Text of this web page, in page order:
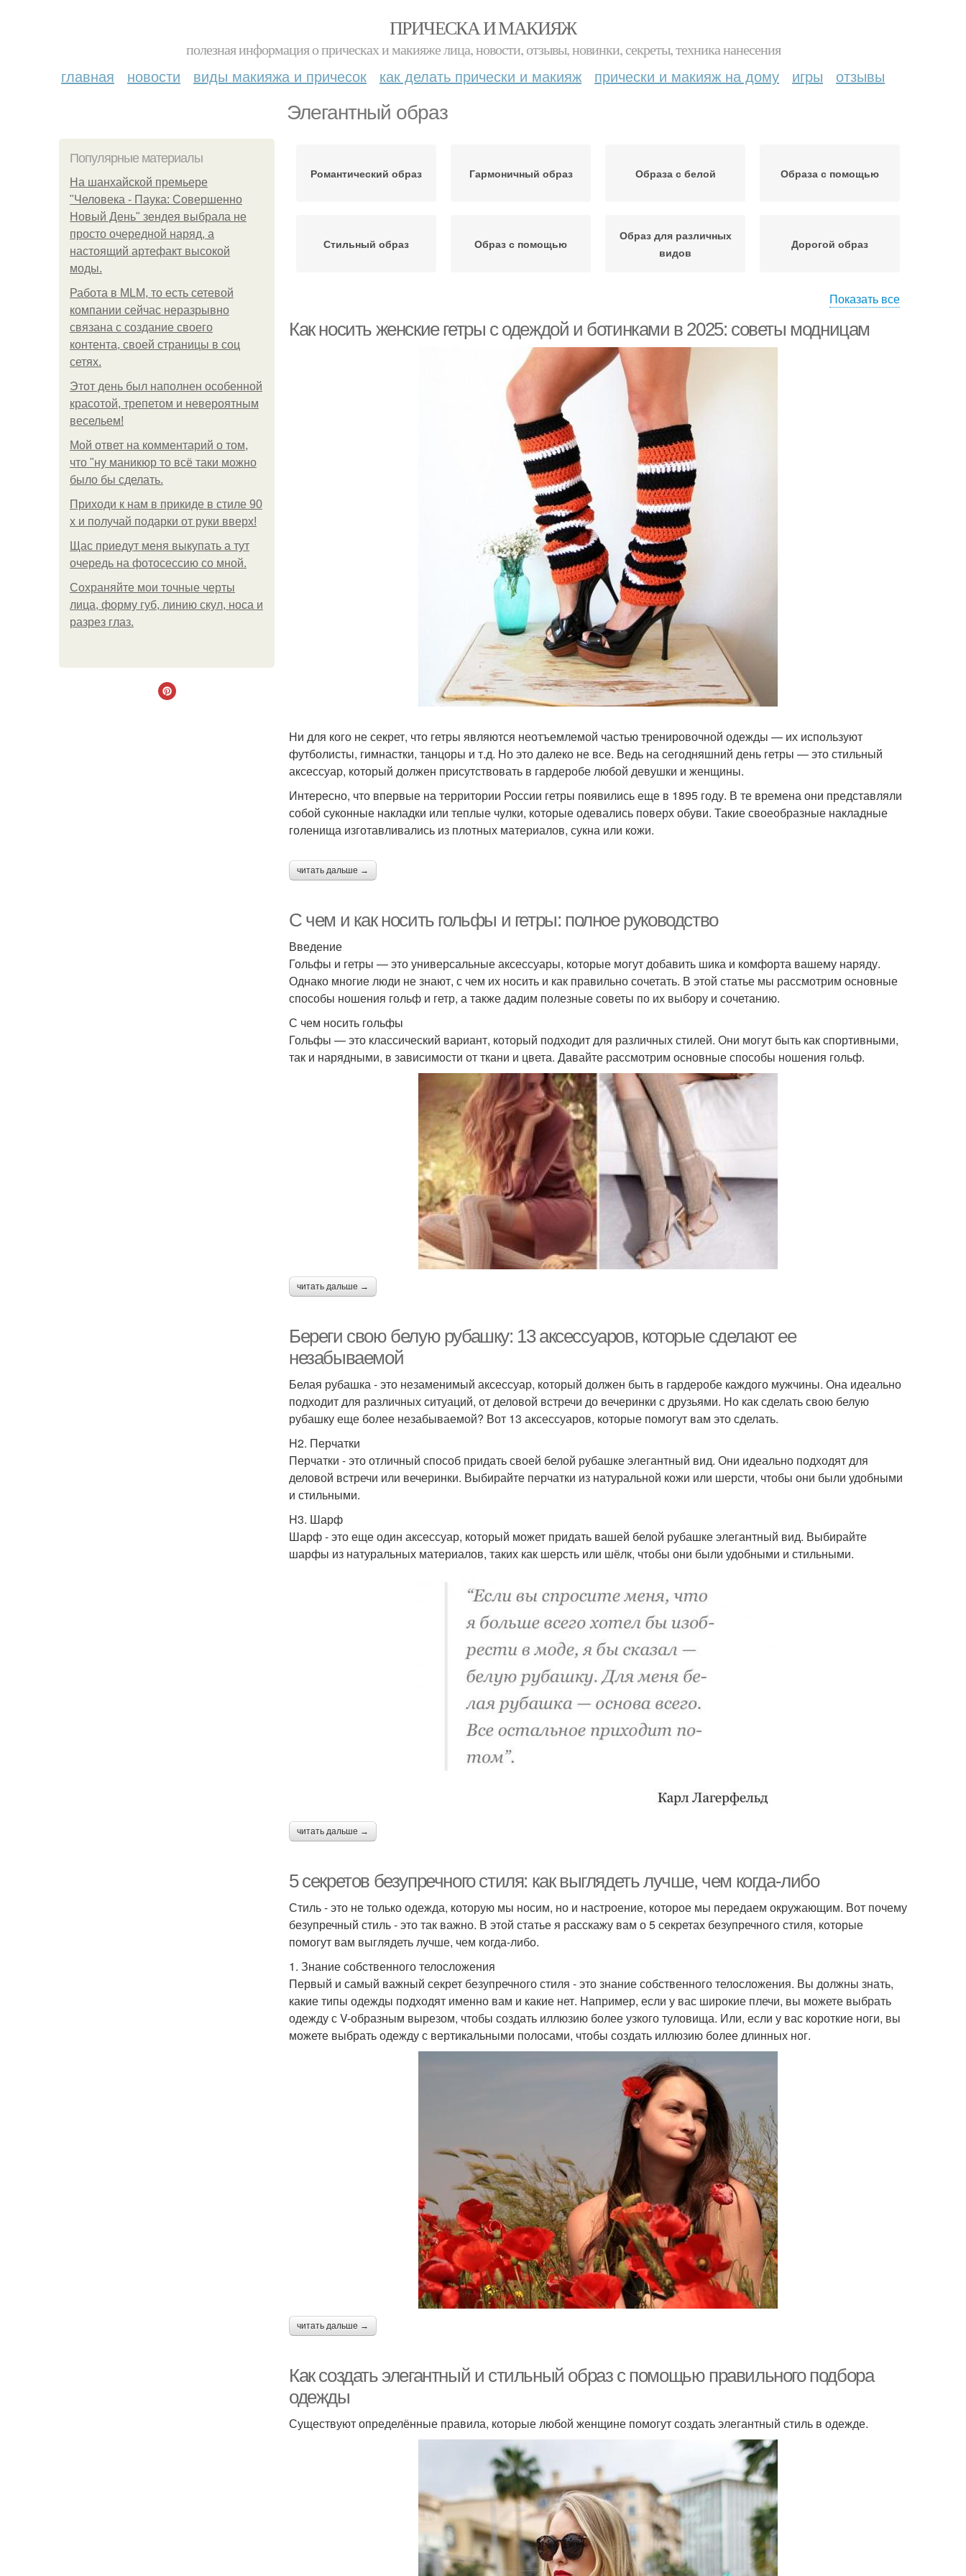
ПРИЧЕСКА И МАКИЯЖ
полезная информация о прическах и макияже лица, новости, отзывы, новинки, секреты, техника нанесения
главная новости виды макияжа и причесок как делать прически и макияж прически и макияж на дому игры отзывы
Элегантный образ
Популярные материалы
На шанхайской премьере
"Человека - Паука: Совершенно
Новый День" зендея выбрала не
просто очередной наряд, а
настоящий артефакт высокой
моды.
Работа в MLM, то есть сетевой
компании сейчас неразрывно
связана с создание своего
контента, своей страницы в соц
сетях.
Этот день был наполнен особенной
красотой, трепетом и невероятным
весельем!
Мой ответ на комментарий о том,
что "ну маникюр то всё таки можно
было бы сделать.
Приходи к нам в прикиде в стиле 90
х и получай подарки от руки вверх!
Щас приедут меня выкупать а тут
очередь на фотосессию со мной.
Сохраняйте мои точные черты
лица, форму губ, линию скул, носа и
разрез глаз.
Романтический образ Гармоничный образ Образа с белой Образа с помощью
Стильный образ Образ с помощью
Образ для различных
видов
Дорогой образ
Показать все
Как носить женские гетры с одеждой и ботинками в 2025: советы модницам
Ни для кого не секрет, что гетры являются неотъемлемой частью тренировочной одежды — их используют
футболисты, гимнастки, танцоры и т.д. Но это далеко не все. Ведь на сегодняшний день гетры — это стильный
аксессуар, который должен присутствовать в гардеробе любой девушки и женщины.
Интересно, что впервые на территории России гетры появились еще в 1895 году. В те времена они представляли
собой суконные накладки или теплые чулки, которые одевались поверх обуви. Такие своеобразные накладные
голенища изготавливались из плотных материалов, сукна или кожи.
читать дальше →
С чем и как носить гольфы и гетры: полное руководство
Введение
Гольфы и гетры — это универсальные аксессуары, которые могут добавить шика и комфорта вашему наряду.
Однако многие люди не знают, с чем их носить и как правильно сочетать. В этой статье мы рассмотрим основные
способы ношения гольф и гетр, а также дадим полезные советы по их выбору и сочетанию.
С чем носить гольфы
Гольфы — это классический вариант, который подходит для различных стилей. Они могут быть как спортивными,
так и нарядными, в зависимости от ткани и цвета. Давайте рассмотрим основные способы ношения гольф.
читать дальше →
Береги свою белую рубашку: 13 аксессуаров, которые сделают ее
незабываемой
Белая рубашка - это незаменимый аксессуар, который должен быть в гардеробе каждого мужчины. Она идеально
подходит для различных ситуаций, от деловой встречи до вечеринки с друзьями. Но как сделать свою белую
рубашку еще более незабываемой? Вот 13 аксессуаров, которые помогут вам это сделать.
H2. Перчатки
Перчатки - это отличный способ придать своей белой рубашке элегантный вид. Они идеально подходят для
деловой встречи или вечеринки. Выбирайте перчатки из натуральной кожи или шерсти, чтобы они были удобными
и стильными.
H3. Шарф
Шарф - это еще один аксессуар, который может придать вашей белой рубашке элегантный вид. Выбирайте
шарфы из натуральных материалов, таких как шерсть или шёлк, чтобы они были удобными и стильными.
читать дальше →
5 секретов безупречного стиля: как выглядеть лучше, чем когда-либо
Стиль - это не только одежда, которую мы носим, но и настроение, которое мы передаем окружающим. Вот почему
безупречный стиль - это так важно. В этой статье я расскажу вам о 5 секретах безупречного стиля, которые
помогут вам выглядеть лучше, чем когда-либо.
1. Знание собственного телосложения
Первый и самый важный секрет безупречного стиля - это знание собственного телосложения. Вы должны знать,
какие типы одежды подходят именно вам и какие нет. Например, если у вас широкие плечи, вы можете выбрать
одежду с V-образным вырезом, чтобы создать иллюзию более узкого туловища. Или, если у вас короткие ноги, вы
можете выбрать одежду с вертикальными полосами, чтобы создать иллюзию более длинных ног.
читать дальше →
Как создать элегантный и стильный образ с помощью правильного подбора
одежды
Существуют определённые правила, которые любой женщине помогут создать элегантный стиль в одежде.